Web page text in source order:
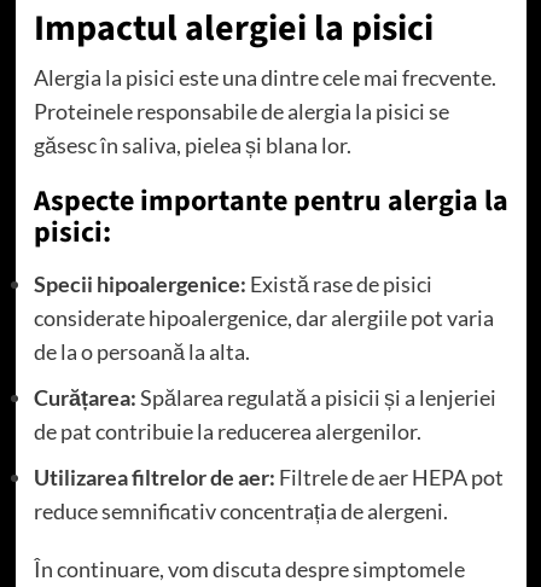
Impactul alergiei la pisici
Alergia la pisici este una dintre cele mai frecvente.
Proteinele responsabile de alergia la pisici se
găsesc în saliva, pielea și blana lor.
Aspecte importante pentru alergia la
pisici:
Specii hipoalergenice: Există rase de pisici
considerate hipoalergenice, dar alergiile pot varia
de la o persoană la alta.
Curățarea:Spălarea regulată a pisicii și a lenjeriei
de pat contribuie la reducerea alergenilor.
Utilizarea filtrelor de aer: Filtrele de aer HEPA pot
reduce semnificativ concentrația de alergeni.
În continuare, vom discuta despre simptomele